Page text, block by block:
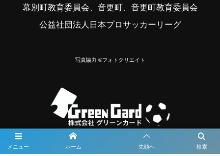
メニュー 検索
ホーム 先頭へ
幕別町教育委員会、音更町、音更町教育委員会
公益社団法人日本プロサッカーリーグ
写真協力 ©フォトクリエイト